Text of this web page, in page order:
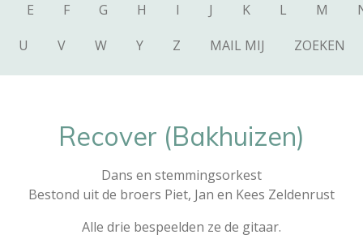
E F G H I J K L M
U
V W Y Z MAIL MIJ ZOEKEN
Recover (Bakhuizen)
Dans en stemmingsorkest
Bestond uit de broers Piet, Jan en Kees Zeldenrust
Alle drie bespeelden ze de gitaar.